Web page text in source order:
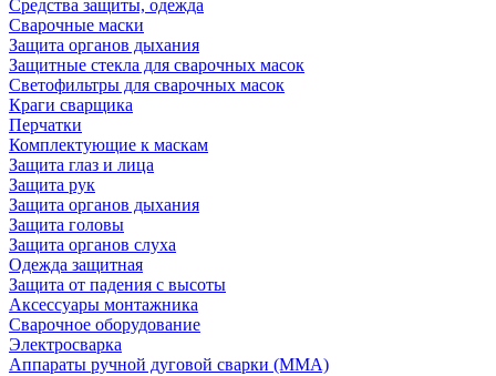
Средства защиты, одежда
Сварочные маски
Защита органов дыхания
Защитные стекла для сварочных масок
Светофильтры для сварочных масок
Краги сварщика
Перчатки
Комплектующие к маскам
Защита глаз и лица
Защита рук
Защита органов дыхания
Защита головы
Защита органов слуха
Одежда защитная
Защита от падения с высоты
Аксессуары монтажника
Сварочное оборудование
Электросварка
Аппараты ручной дуговой сварки (MMA)